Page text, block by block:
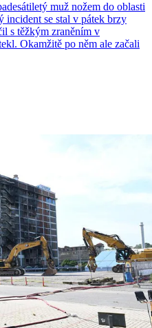
muž nožem do oblasti
incident se stal v pátek brzy
s těžkým zraněním v
Okamžitě po něm ale začali